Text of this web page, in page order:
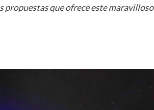
propuestas que ofrece este maravilloso